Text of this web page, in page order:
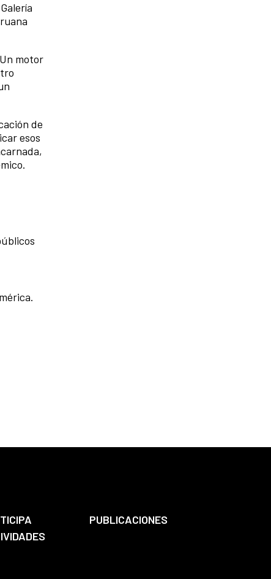
motor
de
esos
PUBLICACIONES